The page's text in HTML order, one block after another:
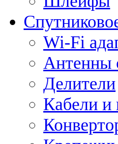
Wi-Fi
Антенны
Делители
Кабели